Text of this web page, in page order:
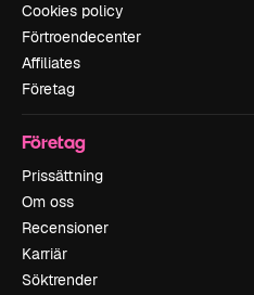
Cookies policy
Förtroendecenter
Affiliates
Företag
Företag
Prissättning
Om oss
Recensioner
Karriär
Söktrender